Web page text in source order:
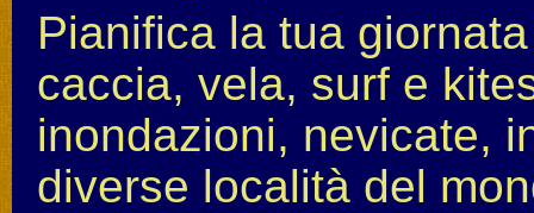
Pianifica la tua
caccia, vela, surf e
inondazioni, nevicate,
diverse località del